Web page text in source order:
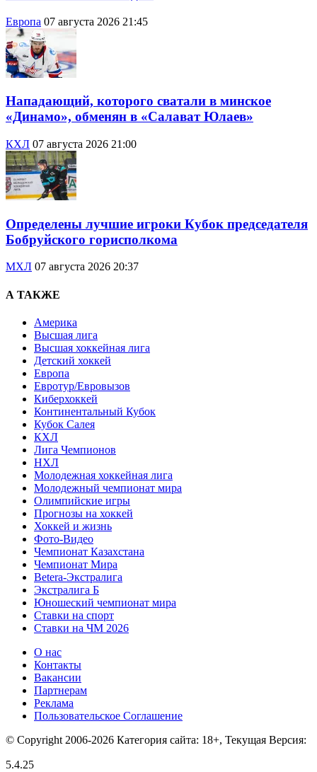
Европа 07 августа 2026 21:45
Нападающий, которого сватали в минское
«Динамо», обменян в «Салават Юлаев»
КХЛ 07 августа 2026 21:00
Определены лучшие игроки Кубок председателя
Бобруйского горисполкома
МХЛ 07 августа 2026 20:37
А ТАКЖЕ
Америка
Высшая лига
Высшая хоккейная лига
Детский хоккей
Европа
Евротур/Евровызов
Киберхоккей
Континентальный Кубок
Кубок Салея
КХЛ
Лига Чемпионов
НХЛ
Молодежная хоккейная лига
Молодежный чемпионат мира
Олимпийские игры
Прогнозы на хоккей
Хоккей и жизнь
Фото-Видео
Чемпионат Казахстана
Чемпионат Мира
Betera-Экстралига
Экстралига Б
Юношеский чемпионат мира
Ставки на спорт
Ставки на ЧМ 2026
О нас
Контакты
Вакансии
Партнерам
Реклама
Пользовательское Соглашение
© Copyright 2006-2026 Категория сайта: 18+, Текущая Версия:
5.4.25